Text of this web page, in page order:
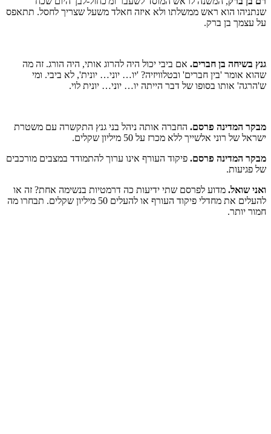
שנתניהו הוא ראש ממשלתו ולא איזה חאלד משעל שצריך לחסל. תתאפס
על עצמך בן ברק.
גנץ בשיחה בן חברים. אם ביבי יכול היה להרוג אותי, היה הורג. זה מה
שהוא אומר 'בין חברים' ובטלוויזיה? 'יו… יוני… יונית', לא ביבי. ומי
ש'הרגה' אותו בסופו של דבר הייתה יו… יוני… יונית לוי.
מבקר המדינה פרסם. החברה אותה ניהל בני גנץ התקשרה עם משטרת
ישראל של רוני אלשייך ללא מכרז על 50 מיליון שקלים.
מבקר המדינה פרסם. פיקוד העורף אינו ערוך להתמודד במצבים מורכבים
של פגיעות.
ואני שואל. מדוע לפרסם שתי ידיעות כה דרמטיות בנשימה אחת? זה או
להעלים את מחדלי פיקוד העורף או להעלים 50 מיליון שקלים. תבחרו מה
חמור יותר.